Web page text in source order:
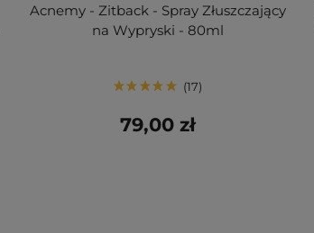
Acnemy - Zitback - Spray Złuszczający
na Wypryski - 80ml
17
79,00 zł